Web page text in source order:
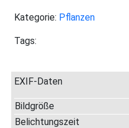
Kategorie: Pflanzen
Tags:
EXIF-Daten
Bildgröße
Belichtungszeit